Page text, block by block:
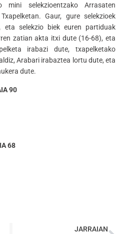
mini selekzioentzako Arrasaten
Gaur, gure selekzioek
selekzio biek euren partiduak
zatian akta itxi dute (16-68), eta
irabazi dute, txapelketako
Arabari irabaztea lortu dute, eta
dute.
90
68
JARRAIAN